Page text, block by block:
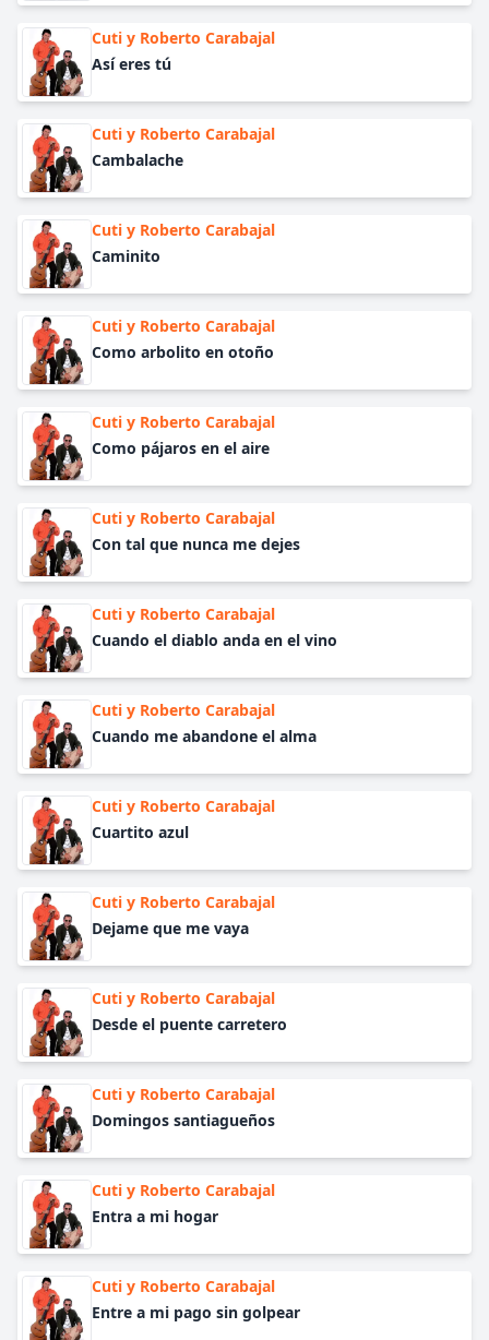
Cuti y Roberto Carabajal
Así eres tú
Cuti y Roberto Carabajal
Cambalache
Cuti y Roberto Carabajal
Caminito
Cuti y Roberto Carabajal
Como arbolito en otoño
Cuti y Roberto Carabajal
Como pájaros en el aire
Cuti y Roberto Carabajal
Con tal que nunca me dejes
Cuti y Roberto Carabajal
Cuando el diablo anda en el vino
Cuti y Roberto Carabajal
Cuando me abandone el alma
Cuti y Roberto Carabajal
Cuartito azul
Cuti y Roberto Carabajal
Dejame que me vaya
Cuti y Roberto Carabajal
Desde el puente carretero
Cuti y Roberto Carabajal
Domingos santiagueños
Cuti y Roberto Carabajal
Entra a mi hogar
Cuti y Roberto Carabajal
Entre a mi pago sin golpear